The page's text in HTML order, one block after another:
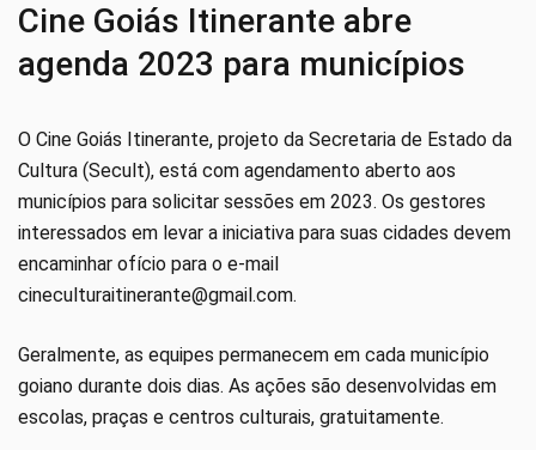
Cine Goiás Itinerante abre
agenda 2023 para municípios
O Cine Goiás Itinerante, projeto da Secretaria de Estado da
Cultura (Secult), está com agendamento aberto aos
municípios para solicitar sessões em 2023. Os gestores
interessados em levar a iniciativa para suas cidades devem
encaminhar ofício para o e-mail
cineculturaitinerante@gmail.com.
Geralmente, as equipes permanecem em cada município
goiano durante dois dias. As ações são desenvolvidas em
escolas, praças e centros culturais, gratuitamente.